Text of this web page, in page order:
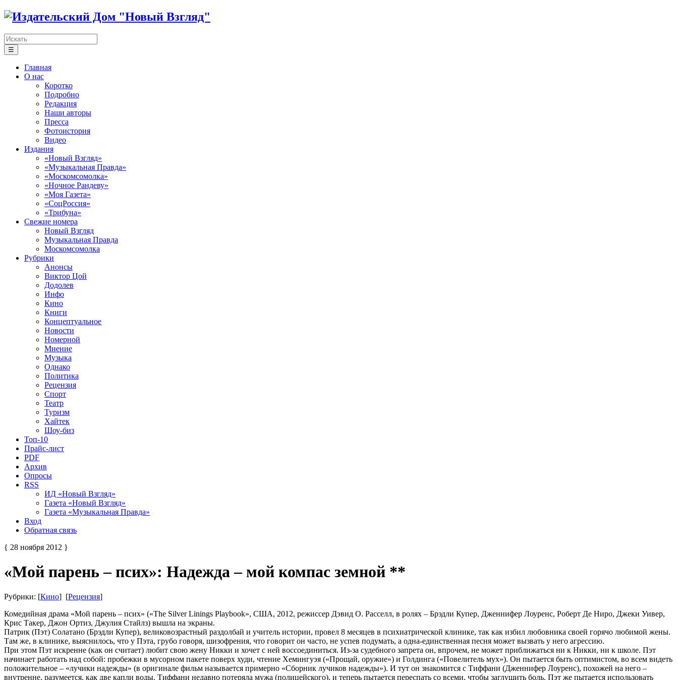
☰
Главная
О нас
Коротко
Подробно
Редакция
Наши авторы
Пресса
Фотоистория
Видео
Издания
«Новый Взгляд»
«Музыкальная Правда»
«Москомсомолка»
«Ночное Рандеву»
«Моя Газета»
«СоцРоссия»
«Трибуна»
Свежие номера
Новый Взгляд
Музыкальная Правда
Москомсомолка
Рубрики
Анонсы
Виктор Цой
Додолев
Инфо
Кино
Книги
Концептуальное
Новости
Номерной
Мнение
Музыка
Однако
Политика
Рецензия
Спорт
Театр
Туризм
Хайтек
Шоу-биз
Топ-10
Прайс-лист
PDF
Архив
Опросы
RSS
ИД «Новый Взгляд»
Газета «Новый Взгляд»
Газета «Музыкальная Правда»
Вход
Обратная связь
{ 28 ноября 2012 }
«Мой парень – псих»: Надежда – мой компас земной **
Рубрики: [Кино] [Рецензия]
Комедийная драма «Мой парень – псих» («The Silver Linings Playbook», США, 2012, режиссер Дэвид О. Расселл, в ролях – Брэдли Купер, Дженнифер Лоуренс, Роберт Де Ниро, Джеки Уивер,
Крис Такер, Джон Ортиз, Джулия Стайлз) вышла на экраны.
Патрик (Пэт) Солатано (Брэдли Купер), великовозрастный раздолбай и учитель истории, провел 8 месяцев в психиатрической клинике, так как избил любовника своей горячо любимой жены.
Там же, в клинике, выяснилось, что у Пэта, грубо говоря, шизофрения, что говорит он часто, не успев подумать, а одна-единственная песня может вызвать у него агрессию.
При этом Пэт искренне (как он считает) любит свою жену Никки и хочет с ней воссоединиться. Из-за судебного запрета он, впрочем, не может приближаться ни к Никки, ни к школе. Пэт
начинает работать над собой: пробежки в мусорном пакете поверх худи, чтение Хемингуэя («Прощай, оружие») и Голдинга («Повелитель мух»). Он пытается быть оптимистом, во всем видеть
положительное – «лучики надежды» (в оригинале фильм называется примерно «Сборник лучиков надежды»). И тут он знакомится с Тиффани (Дженнифер Лоуренс), похожей на него –
внутренне, разумеется, как две капли воды. Тиффани недавно потеряла мужа (полицейского), и теперь пытается переспать со всеми, чтобы заглушить боль. Пэт же пытается использовать